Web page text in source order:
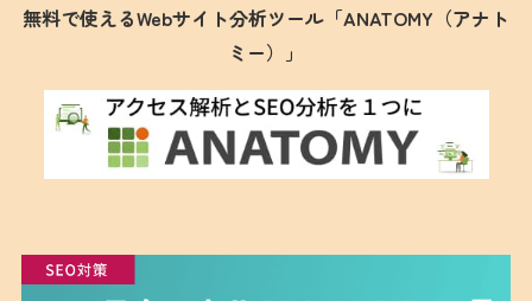
無料で使えるWebサイト分析ツール「ANATOMY（アナト
ミー）」